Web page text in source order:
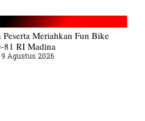
Peserta Meriahkan Fun Bike
81 RI Madina
Agustus 2026